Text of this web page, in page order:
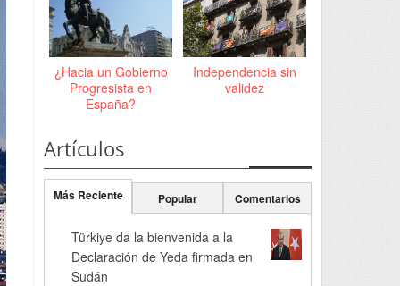
¿Hacia un Gobierno
Progresista en
España?
Independencia sin
validez
Artículos
Más Reciente Popular Comentarios
Türkiye da la bienvenida a la
Declaración de Yeda firmada en
Sudán